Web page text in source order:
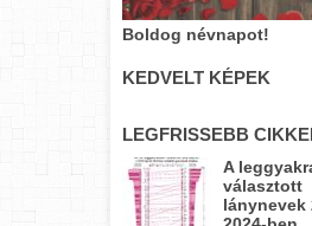
Boldog névnapot!
KEDVELT KÉPEK
LEGFRISSEBB
A
választott
lánynevek